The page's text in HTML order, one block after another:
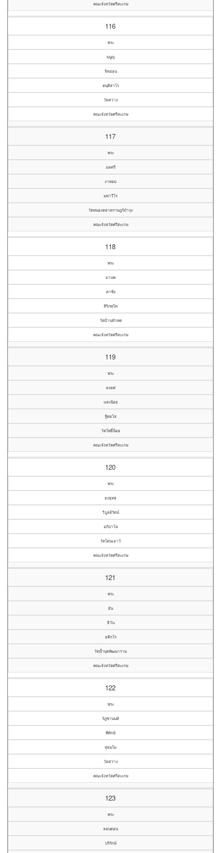
คณะจังหวัดศรีสะเกษ
116
พระ
มนูญ
จิตอ่อน
ตนฺติสาโร
วัดสว่าง
คณะจังหวัดศรีสะเกษ
117
พระ
มลตรี
งาหอม
มหาวีโร
วัดหนองตลาดราษฎร์บำรุง
คณะจังหวัดศรีสะเกษ
118
พระ
มานพ
ตาชั่ง
สิริภทฺโท
วัดบ้านหัวทด
คณะจังหวัดศรีสะเกษ
119
พระ
ยงยศ
แสงน้อย
ฐิตยโส
วัดโพธิ์น้อย
คณะจังหวัดศรีสะเกษ
120
พระ
ยงยุทธ
วิบูลย์รัตน์
อภิปาโล
วัดโดนเอาว์
คณะจังหวัดศรีสะเกษ
121
พระ
ยัน
ธิวัน
ยติกโร
วัดน้ำมุดพัฒนาราม
คณะจังหวัดศรีสะเกษ
122
พระ
รัฎชานนท์
พิทักษ์
สุธมฺโม
วัดสว่าง
คณะจังหวัดศรีสะเกษ
123
พระ
ลอนดอน
บริรักษ์